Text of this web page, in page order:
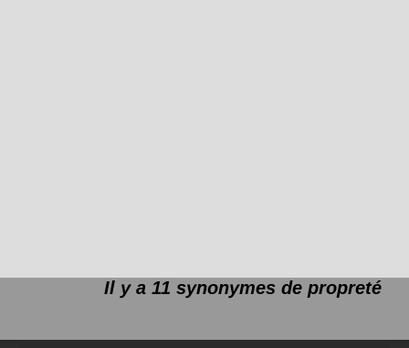
Il y a 11 synonymes de propreté